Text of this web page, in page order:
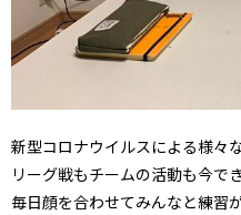
新型コロナウイルスによる様々
リーグ戦もチームの活動も今で
毎日顔を合わせてみんなと練習